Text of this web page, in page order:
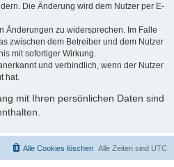
Die Änderung wird dem Nutzer per E-
Änderungen zu widersprechen. Im Falle
zwischen dem Betreiber und dem Nutzer
mit sofortiger Wirkung.
und verbindlich, wenn der Nutzer
hat.
mit Ihren persönlichen Daten sind
Alle Zeiten sind UTC
Alle Cookies löschen